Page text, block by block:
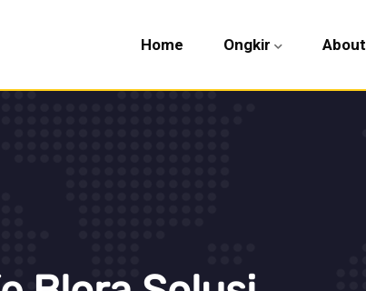
Home Ongkir About